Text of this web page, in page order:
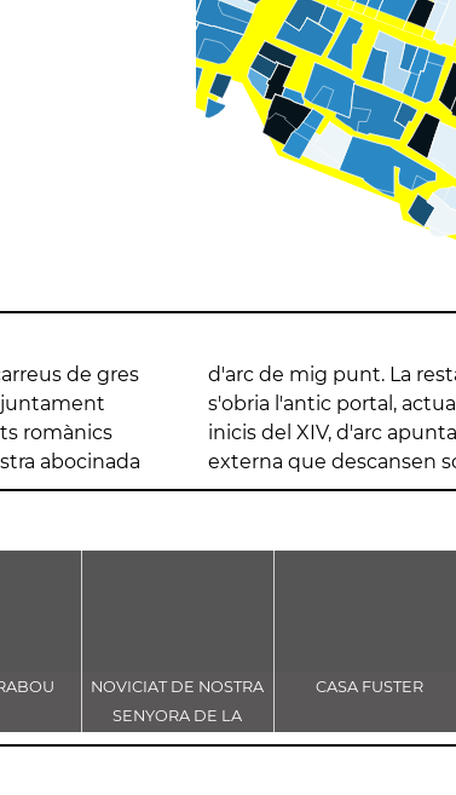
de gres
juntament
romànics
abocinada
a migdia
XIII o
i una
externa que descansen
NOVICIAT DE NOSTRA
SENYORA DE LA
CONSOLACIÓ
CASA FUSTER